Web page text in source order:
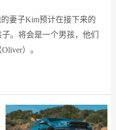
妻子Kim预计在接下来的
。将会是一个男孩，他们
）。